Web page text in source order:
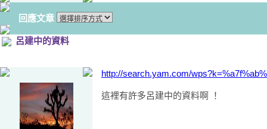
回應文章
呂建中的資料
http://search.yam.com/
這裡有許多呂建中的資料啊 ！